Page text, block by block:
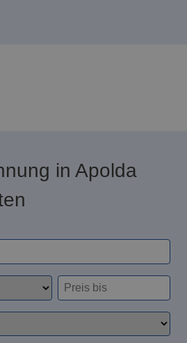
in Apolda